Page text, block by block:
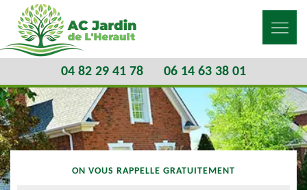
04 82 29 41 78 06 14 63 38 01
ON VOUS RAPPELLE GRATUITEMENT